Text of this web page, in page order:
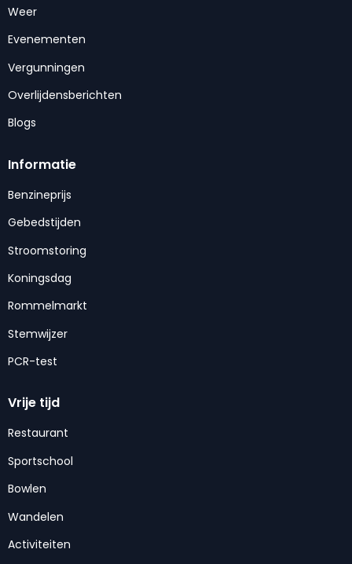
Weer
Evenementen
Vergunningen
Overlijdensberichten
Blogs
Informatie
Benzineprijs
Gebedstijden
Stroomstoring
Koningsdag
Rommelmarkt
Stemwijzer
PCR-test
Vrije tijd
Restaurant
Sportschool
Bowlen
Wandelen
Activiteiten